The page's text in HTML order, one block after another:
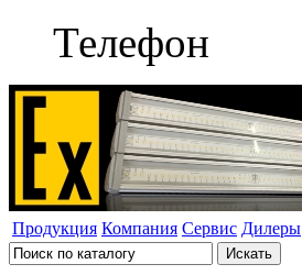
Телефон
Продукция Компания Сервис Дилеры